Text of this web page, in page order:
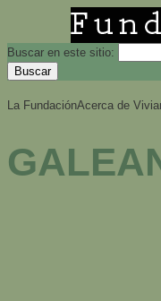
Buscar en este sitio:
La FundaciónAcerca de